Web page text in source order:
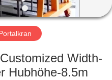
Width-
Hubhöhe-8.5m